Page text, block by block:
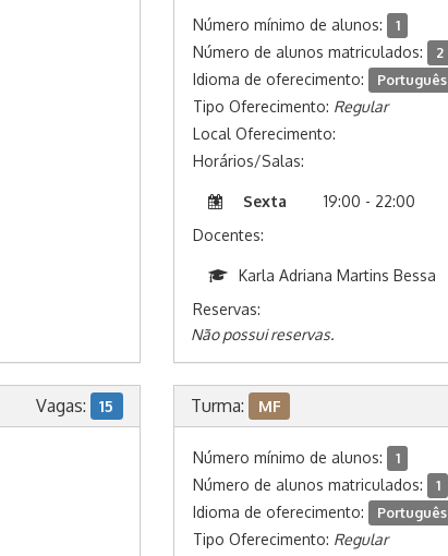
Número mínimo de alunos: 1
Número de alunos matriculados: 2
Idioma de oferecimento: Português
Tipo Oferecimento: Regular
Local Oferecimento:
Horários/Salas:
Sexta
19:00 - 22:00
Docentes:
Karla Adriana Martins Bessa
Reservas:
Não possui reservas.
Vagas: 15 Turma: MF
Número mínimo de alunos: 1
Número de alunos matriculados: 1
Idioma de oferecimento: Português
Tipo Oferecimento: Regular